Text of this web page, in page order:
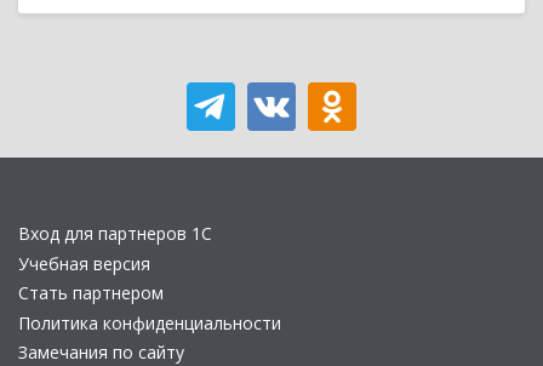
Вход для партнеров 1С
Учебная версия
Стать партнером
Политика конфиденциальности
Замечания по сайту